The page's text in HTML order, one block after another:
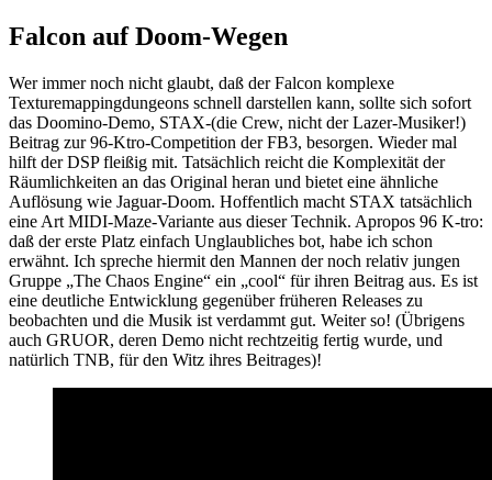
Falcon auf Doom-Wegen
Wer immer noch nicht glaubt, daß der Falcon komplexe
Texturemappingdungeons schnell darstellen kann, sollte sich sofort
das Doomino-Demo, STAX-(die Crew, nicht der Lazer-Musiker!)
Beitrag zur 96-Ktro-Competition der FB3, besorgen. Wieder mal
hilft der DSP fleißig mit. Tatsächlich reicht die Komplexität der
Räumlichkeiten an das Original heran und bietet eine ähnliche
Auflösung wie Jaguar-Doom. Hoffentlich macht STAX tatsächlich
eine Art MIDI-Maze-Variante aus dieser Technik. Apropos 96 K-tro:
daß der erste Platz einfach Unglaubliches bot, habe ich schon
erwähnt. Ich spreche hiermit den Mannen der noch relativ jungen
Gruppe „The Chaos Engine“ ein „cool“ für ihren Beitrag aus. Es ist
eine deutliche Entwicklung gegenüber früheren Releases zu
beobachten und die Musik ist verdammt gut. Weiter so! (Übrigens
auch GRUOR, deren Demo nicht rechtzeitig fertig wurde, und
natürlich TNB, für den Witz ihres Beitrages)!